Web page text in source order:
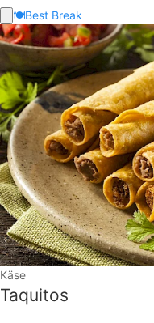
🍽️Best Break
Käse
Taquitos